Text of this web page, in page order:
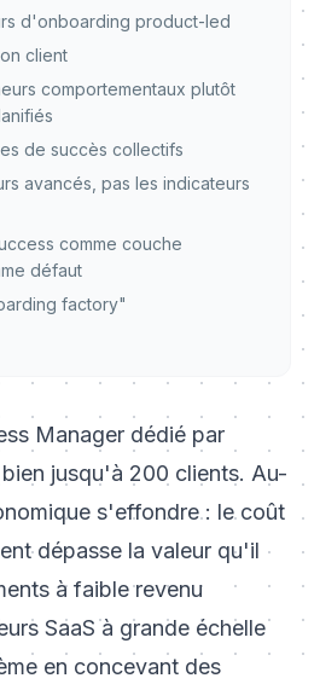
d'onboarding product-led
client
comportementaux plutôt
de succès collectifs
avancés, pas les indicateurs
comme couche
défaut
factory"
Manager dédié par
jusqu'à 200 clients. Au-
s'effondre : le coût
dépasse la valeur qu'il
à faible revenu
SaaS à grande échelle
en concevant des